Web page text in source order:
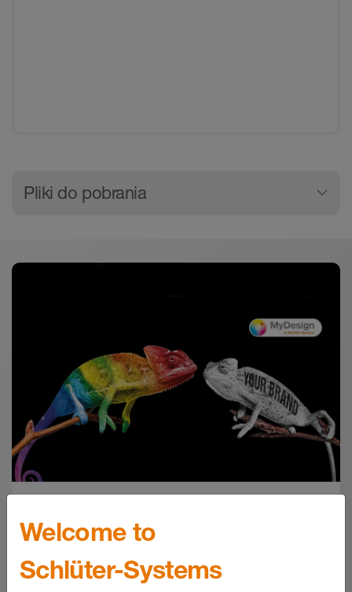
Ogólne informacje o
Pliki do pobrania
Pobieranie
Product data sheet - © Schlüter-Systems
PDF – 197,95 KB
MyDesign by Schlüter-
Welcome to
Schlüter-Systems